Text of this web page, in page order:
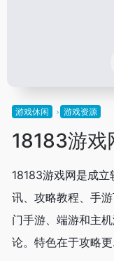
游戏休闲 游戏资源
18183游戏
18183游戏网是成
讯、攻略教程、手
门手游、端游和主
论。特色在于攻略更